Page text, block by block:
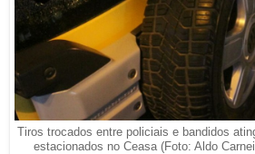
Tiros trocados entre policiais e bandidos
estacionados no Ceasa (Foto: Aldo